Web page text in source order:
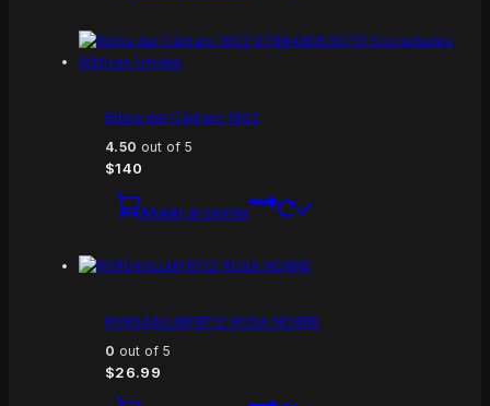
Biblia del Cántaro 1602
4.50 out of 5
$140
Añadir al carrito
RVR046cLMFBTIZ ROSA NOBRE
0 out of 5
$26.99